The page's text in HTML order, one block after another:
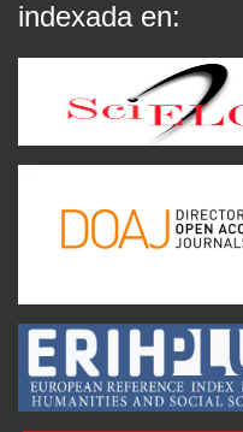
indexada en: